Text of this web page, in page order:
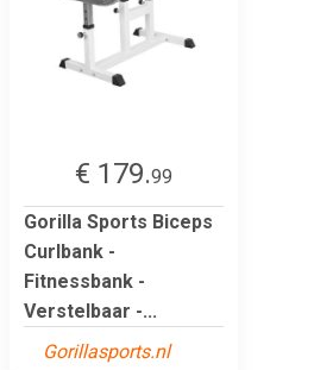
€ 179.99
Gorilla Sports Biceps
Curlbank -
Fitnessbank -
Verstelbaar -...
Gorillasports.nl